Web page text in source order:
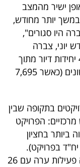
ישיר מהמצב
"החל מ-28 בפברואר 2026 ובמשך יותר מחודש,
היו סגורים",
יוני, צברה
החברה היקף מכירות מצטבר של 4,029 יחידות דיור מתוך
מלאי כולל של 9,473 יח"ד בפרויקטים שונים (כאשר 7,695
בתקופה שבין
ביקוש מרכזיים: הפרויקט
בחציון
החולף עם 79 יח"ד שנמכרו (מתוך 100 יח"ד בפרויקט).
באאורה ירושלים (הקצין סילבר): נרשמה פעילות ערה עם 26